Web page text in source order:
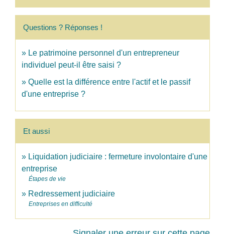
Questions ? Réponses !
Le patrimoine personnel d'un entrepreneur
individuel peut-il être saisi ?
Quelle est la différence entre l'actif et le passif
d'une entreprise ?
Et aussi
Liquidation judiciaire : fermeture involontaire d'une
entreprise
Étapes de vie
Redressement judiciaire
Entreprises en difficulté